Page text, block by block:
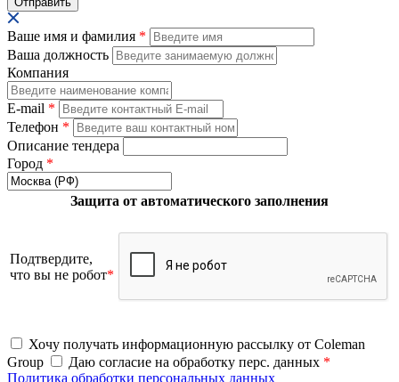
Ваше имя и фамилия *
Ваша должность
Компания
E-mail *
Телефон *
Описание тендера
Город *
Защита от автоматического заполнения
Подтвердите,
что вы не робот*
Хочу получать информационную рассылку от Coleman
Group
Даю согласие на обработку перс. данных *
Политика обработки персональных данных